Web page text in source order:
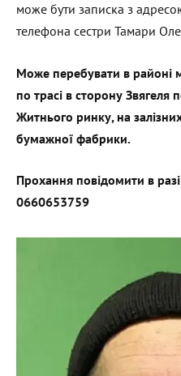
може бути записка з
телефона сестри Тамари
Може перебувати в районі
по трасі в сторону
Житнього ринку, на
бумажної фабрики.
Прохання повідомити в
0660653759